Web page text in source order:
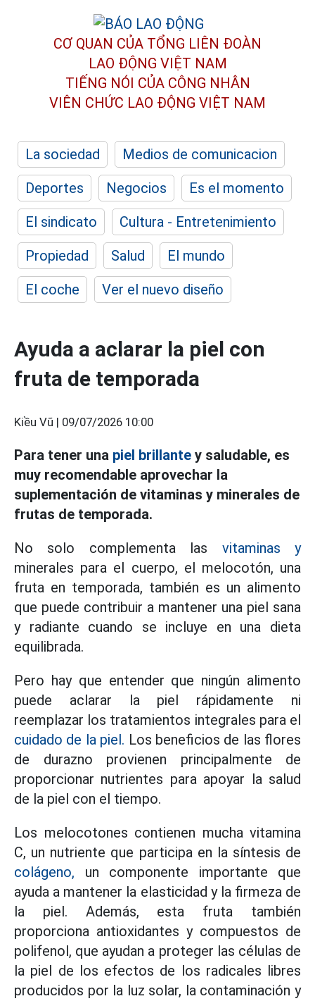
CƠ QUAN CỦA TỔNG LIÊN ĐOÀN
LAO ĐỘNG VIỆT NAM
TIẾNG NÓI CỦA CÔNG NHÂN
VIÊN CHỨC LAO ĐỘNG VIỆT NAM
La sociedad
Medios de comunicacion
Deportes
Negocios
Es el momento
El sindicato
Cultura - Entretenimiento
Propiedad
Salud
El mundo
El coche
Ver el nuevo diseño
Ayuda a aclarar la piel con
fruta de temporada
Kiều Vũ | 09/07/2026 10:00
Para tener una piel brillante y saludable, es
muy recomendable aprovechar la
suplementación de vitaminas y minerales de
frutas de temporada.
No solo complementa las vitaminas y
minerales para el cuerpo, el melocotón, una
fruta en temporada, también es un alimento
que puede contribuir a mantener una piel sana
y radiante cuando se incluye en una dieta
equilibrada.
Pero hay que entender que ningún alimento
puede aclarar la piel rápidamente ni
reemplazar los tratamientos integrales para el
cuidado de la piel. Los beneficios de las flores
de durazno provienen principalmente de
proporcionar nutrientes para apoyar la salud
de la piel con el tiempo.
Los melocotones contienen mucha vitamina
C, un nutriente que participa en la síntesis de
colágeno, un componente importante que
ayuda a mantener la elasticidad y la firmeza de
la piel. Además, esta fruta también
proporciona antioxidantes y compuestos de
polifenol, que ayudan a proteger las células de
la piel de los efectos de los radicales libres
producidos por la luz solar, la contaminación y